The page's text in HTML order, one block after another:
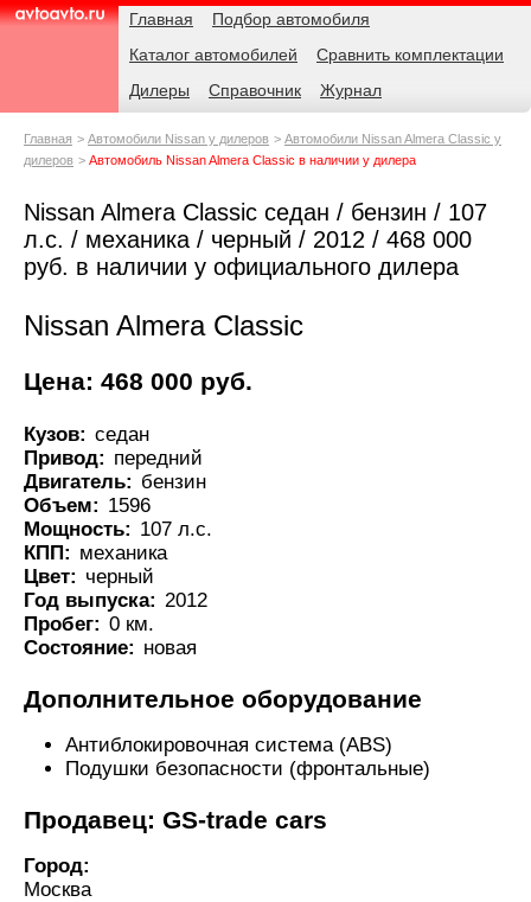
AvtoAvto.ru
Навигация Главная
Подбор автомобиля
Каталог автомобилей
Сравнить комплектации
Дилеры
Справочник Журнал
Родительские
Главная Автомобили Nissan у дилеров
Автомобили Nissan Almera Classic у
дилеров
Автомобиль Nissan Almera Classic в наличии у дилера
Nissan Almera Classic седан / бензин / 107
л.с. / механика / черный / 2012 / 468 000
руб. в наличии у официального дилера
Nissan Almera Classic
Цена: 468 000 руб.
Кузов: седан
Привод: передний
Двигатель: бензин
Объем: 1596
Мощность: 107 л.с.
КПП: механика
Цвет: черный
Год выпуска: 2012
Пробег: 0 км.
Состояние: новая
Дополнительное оборудование
Антиблокировочная система (ABS)
Подушки безопасности (фронтальные)
Продавец: GS-trade cars
Город:
Москва